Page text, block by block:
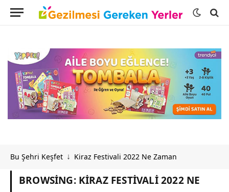
Bu Şehri Keşfet ↓ Kiraz Festivali 2022 Ne Zaman
BROWSING: KIRAZ FESTIVALI 2022 NE